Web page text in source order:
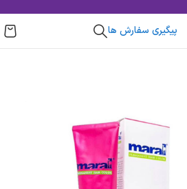
پیگیری سفارش ها